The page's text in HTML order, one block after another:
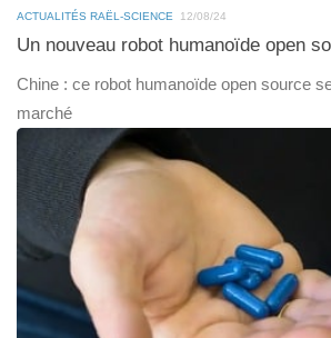
ACTUALITÉS RAËL-SCIENCE 12/08/24
Un nouveau robot humanoïde open
Chine : ce robot humanoïde open source
marché